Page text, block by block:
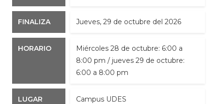
FINALIZA jueves, 29 de octubre del 2026
HORARIO
Miércoles 28 de octubre: 6:00 a
8:00 pm / jueves 29 de octubre:
6:00 a 8:00 pm​
LUGAR Campus UDES